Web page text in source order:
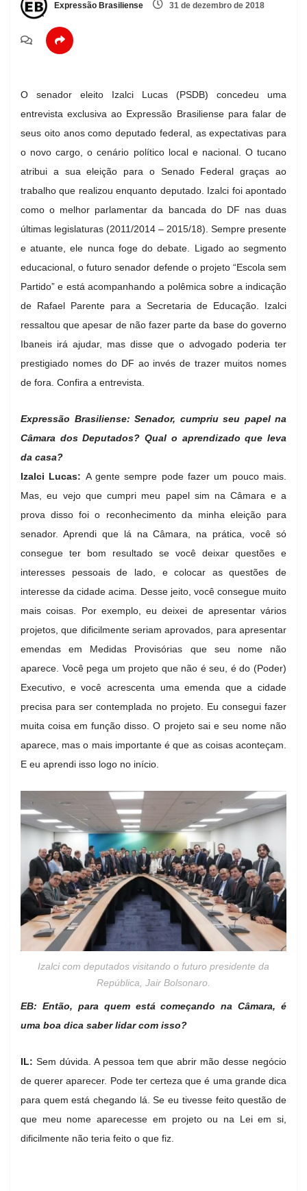
Expressão Brasiliense 31 de dezembro de 2018
O senador eleito Izalci Lucas (PSDB) concedeu uma
entrevista exclusiva ao Expressão Brasiliense para falar de
seus oito anos como deputado federal, as expectativas para
o novo cargo, o cenário político local e nacional. O tucano
atribui a sua eleição para o Senado Federal graças ao
trabalho que realizou enquanto deputado. Izalci foi apontado
como o melhor parlamentar da bancada do DF nas duas
últimas legislaturas (2011/2014 – 2015/18). Sempre presente
e atuante, ele nunca foge do debate. Ligado ao segmento
educacional, o futuro senador defende o projeto “Escola sem
Partido” e está acompanhando a polêmica sobre a indicação
de Rafael Parente para a Secretaria de Educação. Izalci
ressaltou que apesar de não fazer parte da base do governo
Ibaneis irá ajudar, mas disse que o advogado poderia ter
prestigiado nomes do DF ao invés de trazer muitos nomes
de fora. Confira a entrevista.
Expressão Brasiliense: Senador, cumpriu seu papel na
Câmara dos Deputados? Qual o aprendizado que leva
da casa?
Izalci Lucas: A gente sempre pode fazer um pouco mais.
Mas, eu vejo que cumpri meu papel sim na Câmara e a
prova disso foi o reconhecimento da minha eleição para
senador. Aprendi que lá na Câmara, na prática, você só
consegue ter bom resultado se você deixar questões e
interesses pessoais de lado, e colocar as questões de
interesse da cidade acima. Desse jeito, você consegue muito
mais coisas. Por exemplo, eu deixei de apresentar vários
projetos, que dificilmente seriam aprovados, para apresentar
emendas em Medidas Provisórias que seu nome não
aparece. Você pega um projeto que não é seu, é do (Poder)
Executivo, e você acrescenta uma emenda que a cidade
precisa para ser contemplada no projeto. Eu consegui fazer
muita coisa em função disso. O projeto sai e seu nome não
aparece, mas o mais importante é que as coisas aconteçam.
E eu aprendi isso logo no início.
Izalci com deputados visitando o futuro presidente da
República, Jair Bolsonaro.
EB: Então, para quem está começando na Câmara, é
uma boa dica saber lidar com isso?
IL: Sem dúvida. A pessoa tem que abrir mão desse negócio
de querer aparecer. Pode ter certeza que é uma grande dica
para quem está chegando lá. Se eu tivesse feito questão de
que meu nome aparecesse em projeto ou na Lei em si,
dificilmente não teria feito o que fiz.